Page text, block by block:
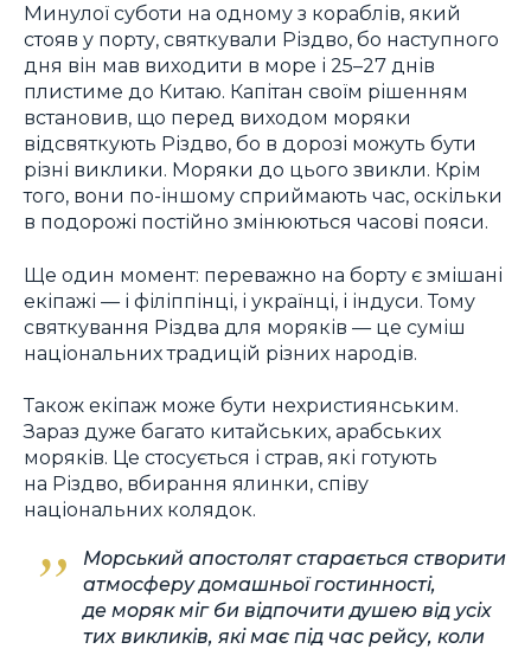
Минулої суботи на одному з кораблів, який
стояв у порту, святкували Різдво, бо наступного
дня він мав виходити в море і 25–27 днів
плистиме до Китаю. Капітан своїм рішенням
встановив, що перед виходом моряки
відсвяткують Різдво, бо в дорозі можуть бути
різні виклики. Моряки до цього звикли. Крім
того, вони по-іншому сприймають час, оскільки
в подорожі постійно змінюються часові пояси.
Ще один момент: переважно на борту є змішані
екіпажі — і філіппінці, і українці, і індуси. Тому
святкування Різдва для моряків — це суміш
національних традицій різних народів.
Також екіпаж може бути нехристиянським.
Зараз дуже багато китайських, арабських
моряків. Це стосується і страв, які готують
на Різдво, вбирання ялинки, співу
національних колядок.
Морський апостолят старається створити
атмосферу домашньої гостинності,
де моряк міг би відпочити душею від усіх
тих викликів, які має під час рейсу, коли